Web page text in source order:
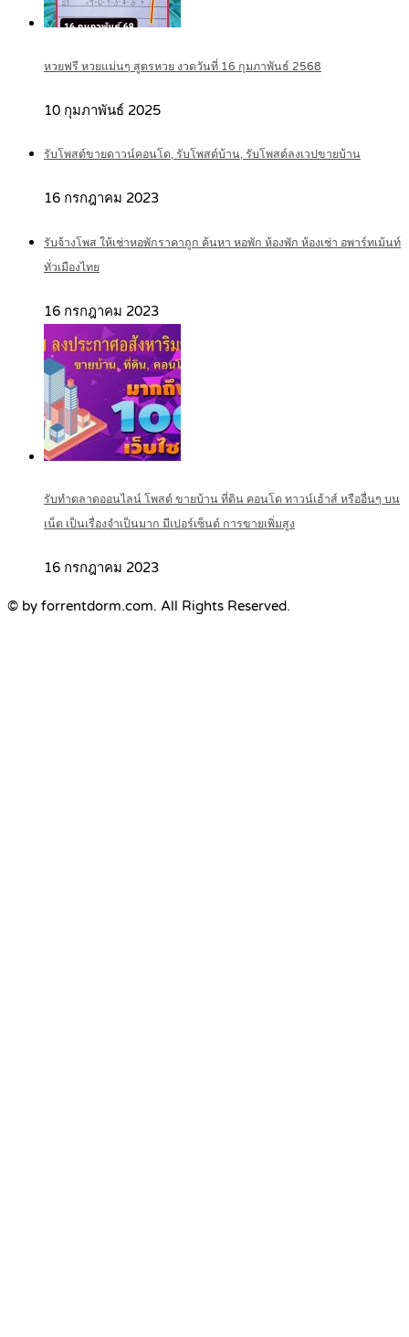
หวยฟรี หวยแม่นๆ สูตรหวย งวดวันที่ 16 กุมภาพันธ์ 2568
10 กุมภาพันธ์ 2025
รับโพสต์ขายดาวน์คอนโด, รับโพสต์บ้าน, รับโพสต์ลงเวปขายบ้าน
16 กรกฎาคม 2023
รับจ้างโพส ให้เช่าหอพักราคาถูก ค้นหา หอพัก ห้องพัก ห้องเช่า อพาร์ทเม้นท์
ทั่วเมืองไทย
16 กรกฎาคม 2023
รับทำตลาดออนไลน์ โพสต์ ขายบ้าน ที่ดิน คอนโด ทาวน์เฮ้าส์ หรืออื่นๆ บน
เน็ต เป็นเรื่องจำเป็นมาก มีเปอร์เซ็นต์ การขายเพิ่มสูง
16 กรกฎาคม 2023
© by forrentdorm.com. All Rights Reserved.